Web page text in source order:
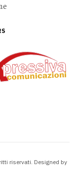
riservati. Designed by